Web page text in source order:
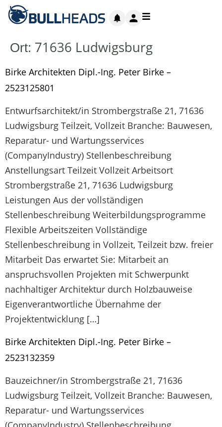
Ort: 71636 Ludwigsburg
Birke Architekten Dipl.-Ing. Peter Birke –
2523125801
Entwurfsarchitekt/in Strombergstraße 21, 71636
Ludwigsburg Teilzeit, Vollzeit Branche: Bauwesen,
Reparatur- und Wartungsservices
(CompanyIndustry) Stellenbeschreibung
Anstellungsart Teilzeit Vollzeit Arbeitsort
Strombergstraße 21, 71636 Ludwigsburg
Leistungen Aus der vollständigen
Stellenbeschreibung Weiterbildungsprogramme
Flexible Arbeitszeiten Vollständige
Stellenbeschreibung in Vollzeit, Teilzeit bzw. freier
Mitarbeit Das erwartet Sie: Mitarbeit an
anspruchsvollen Projekten mit Schwerpunkt
nachhaltiger Architektur durch Holzbauweise
Eigenverantwortliche Übernahme der
Projektentwicklung […]
Birke Architekten Dipl.-Ing. Peter Birke –
2523132359
Bauzeichner/in Strombergstraße 21, 71636
Ludwigsburg Teilzeit, Vollzeit Branche: Bauwesen,
Reparatur- und Wartungsservices